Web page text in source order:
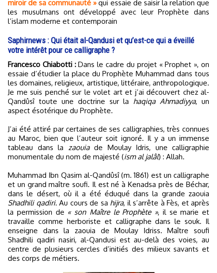
miroir de sa communauté »qui essaie de saisir la relation que
les musulmans ont développé avec leur Prophète dans
l’islam moderne et contemporain
Saphirnews : Qui était al-Qandusi et qu’est-ce qui a éveillé
votre intérêt pour ce calligraphe ?
Francesco Chiabotti :Dans le cadre du projet « Prophet », on
essaie d’étudier la place du Prophète Muhammad dans tous
les domaines, religieux, artistique, littéraire, anthropologique.
Je me suis penché sur le volet art et j’ai découvert chez al-
Qandûsî toute une doctrine sur la haqiqa Ahmadiyya, un
aspect ésotérique du Prophète.
J’ai été attiré par certaines de ses calligraphies, très connues
au Maroc, bien que l’auteur soit ignoré. Il y a un immense
tableau dans la zaouiade Moulay Idris, une calligraphie
monumentale du nom de majesté (ism al jalâl) : Allah.
Muhammad Ibn Qasim al-Qandûsî (m. 1861) est un calligraphe
et un grand maître soufi. Il est né à Kenadsa près de Béchar,
dans le désert, où il a été éduqué dans la grande zaouia
Shadhili qadiri. Au cours de sa hijra, il s’arrête à Fès, et après
la permission de « son Maître le Prophète », il se marie et
travaille comme herboriste et calligraphe dans le souk. Il
enseigne dans la zaouia de Moulay Idriss. Maître soufi
Shadhili qadiri nasiri, al-Qandusi est au-delà des voies, au
centre de plusieurs cercles d’initiés des milieux savants et
des corps de métiers.